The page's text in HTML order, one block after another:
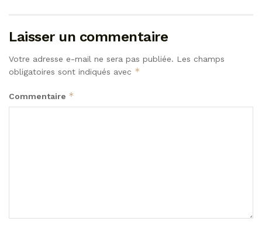
Laisser un commentaire
Votre adresse e-mail ne sera pas publiée. Les champs
obligatoires sont indiqués avec *
Commentaire *